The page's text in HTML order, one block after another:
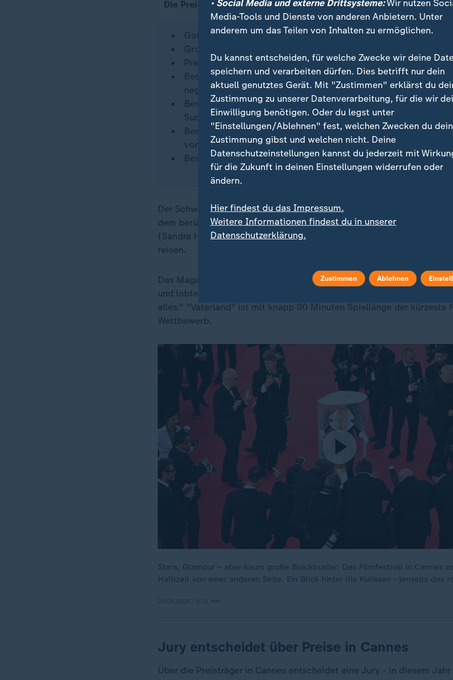
Die Preisträger der Filmfestspiele in Cannes
Goldene Palme: Cristian Mungiu für "Fjord"
Großer Preis der Jury: Andrej Swjaginzew für "Minotaur"
Preis der Jury: Valeska Grisebach für "Das geträumte
Beste Regie: Javier Calvo und Javier Ambrossi für "The Black
negra"), Pawel Pawlikowski für "Vaterland"
Beste Schauspielerinnen: Virginie Efira und Tao Okamoto für
Sudden" ("Soudain") von Ryusuke Hamaguchi
Beste Schauspieler: Emmanuel Macchia und Valentin
von Lukas Dhont-
Bestes Drehbuch: Emmanuel Marre für "A Man of His Time"
Der Schwarz-Weiß-Film erzählt von der intimen Vater-Tochter-
dem berühmten Schriftsteller Thomas Mann (Hanns Zischler) und
(Sandra Hüller), die durch das in Trümmern liegende Deutschland im
reisen.
Das Magazin "Deadline" sprach von einer "Meisterklasse
und lobte die Hauptdarstellerin
alles." "Vaterland" ist mit knapp 90 Minuten Spiellänge der kürzeste
Wettbewerb.
Stars, Glamour – aber kaum große Blockbuster: Das Filmfestival in Cannes
Halbzeit von einer anderen Seite. Ein Blick hinter die Kulissen - jenseits des
Jury entscheidet über Preise in Cannes
Über die Preisträger in Cannes entscheidet eine Jury - in diesem
• Social Media und externe Drittsysteme:Wir nutzen
Media-Tools und Dienste von anderen Anbietern. Unter
anderem um das Teilen von Inhalten zu ermöglichen.
Du kannst entscheiden, für welche Zwecke wir deine
speichern und verarbeiten dürfen. Dies betrifft nur dein
aktuell genutztes Gerät. Mit "Zustimmen" erklärst du
Zustimmung zu unserer Datenverarbeitung, für die wir
Einwilligung benötigen. Oder du legst unter
"Einstellungen/Ablehnen" fest, welchen Zwecken du
Zustimmung gibst und welchen nicht. Deine
Datenschutzeinstellungen kannst du jederzeit mit
für die Zukunft in deinen Einstellungen widerrufen oder
ändern.
Hier findest du das Impressum.
Weitere Informationen findest du in unserer
Datenschutzerklärung.
Zustimmen Ablehnen